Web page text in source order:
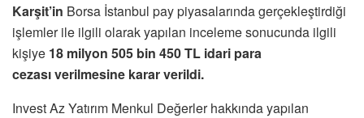
Karşit’in Borsa İstanbul pay piyasalarında gerçekleştirdiği
işlemler ile ilgili olarak yapılan inceleme sonucunda ilgili
kişiye 18 milyon 505 bin 450 TL idari para
cezası verilmesine karar verildi.
Invest Az Yatırım Menkul Değerler hakkında yapılan